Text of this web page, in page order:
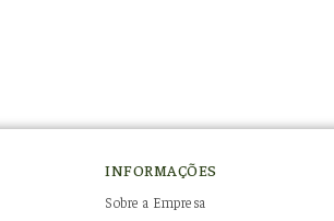
INFORMAÇÕES
Sobre a Empresa